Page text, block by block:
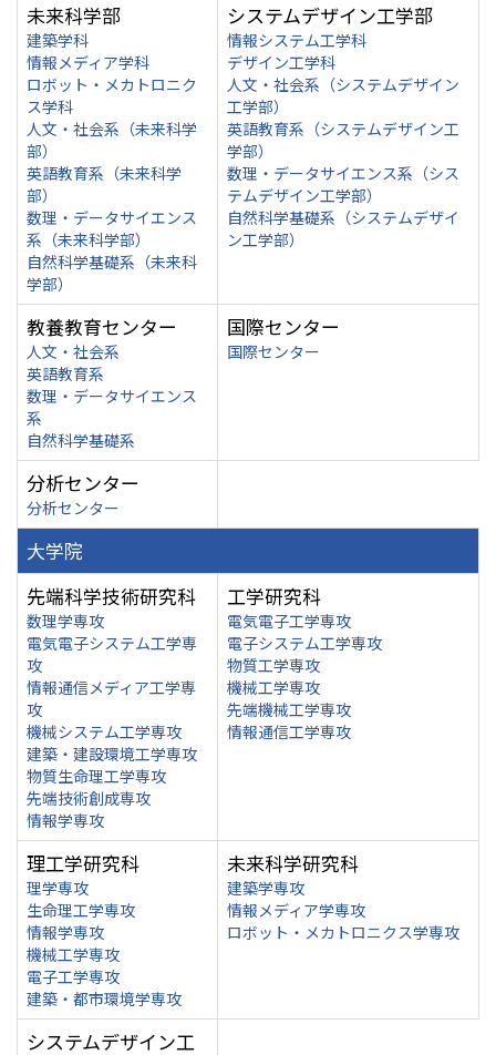
未来科学部
建築学科
情報メディア学科
ロボット・メカトロニク
ス学科
人文・社会系（未来科学
部）
英語教育系（未来科学
部）
数理・データサイエンス
系（未来科学部）
自然科学基礎系（未来科
学部）
システムデザイン工学部
情報システム工学科
デザイン工学科
人文・社会系（システムデザイン
工学部）
英語教育系（システムデザイン工
学部）
数理・データサイエンス系（シス
テムデザイン工学部）
自然科学基礎系（システムデザイ
ン工学部）
教養教育センター
人文・社会系
英語教育系
数理・データサイエンス
系
自然科学基礎系
国際センター
国際センター
分析センター
分析センター
大学院
先端科学技術研究科
数理学専攻
電気電子システム工学専
攻
情報通信メディア工学専
攻
機械システム工学専攻
建築・建設環境工学専攻
物質生命理工学専攻
先端技術創成専攻
情報学専攻
工学研究科
電気電子工学専攻
電子システム工学専攻
物質工学専攻
機械工学専攻
先端機械工学専攻
情報通信工学専攻
理工学研究科
理学専攻
生命理工学専攻
情報学専攻
機械工学専攻
電子工学専攻
建築・都市環境学専攻
未来科学研究科
建築学専攻
情報メディア学専攻
ロボット・メカトロニクス学専攻
システムデザイン工